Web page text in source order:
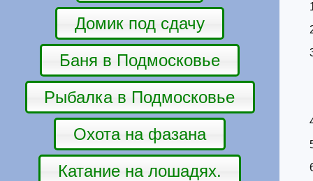
Домик под сдачу
Баня в Подмосковье
Рыбалка в Подмосковье
Охота на фазана
Катание на лошадях.